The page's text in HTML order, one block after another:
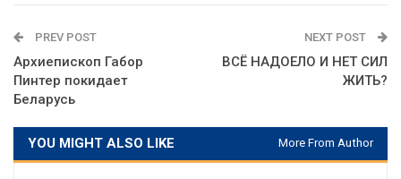
PREV POST
Архиепископ Габор
Пинтер покидает
Беларусь
NEXT POST
ВСЁ НАДОЕЛО И НЕТ СИЛ
ЖИТЬ?
YOU MIGHT ALSO LIKE More From Author